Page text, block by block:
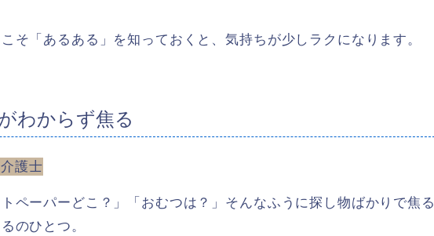
そ「あるある」を知っておくと、気持ちが少しラクになります。
わからず焦る
トペーパーどこ？」「おむつは？」そんなふうに探し物ばかりで焦る
のひとつ。